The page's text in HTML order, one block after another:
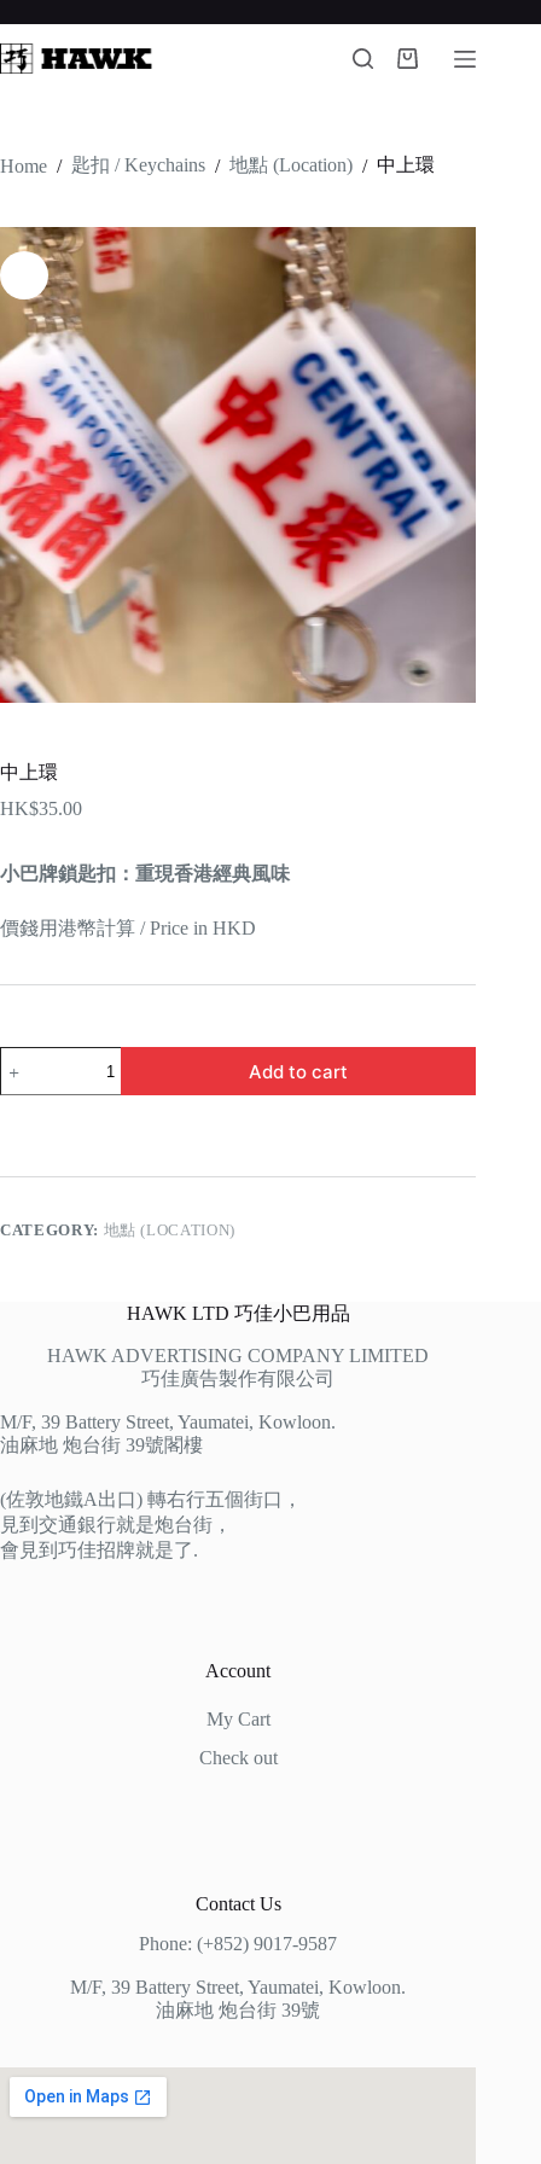
to
content
Shopping
Home / 匙扣 / Keychains / 地點 (Location) / 中上環
中上環
HK$35.00
小巴牌鎖匙扣：重現香港經典風味
價錢用港幣計算 / Price in HKD
上
Add to cart
CATEGORY: 地點 (LOCATION)
HAWK LTD 巧佳小巴用品
HAWK ADVERTISING COMPANY LIMITED
巧佳廣告製作有限公司
M/F, 39 Battery Street, Yaumatei, Kowloon.
油麻地 炮台街 39號閣樓
(佐敦地鐵A出口) 轉右行五個街口，
見到交通銀行就是炮台街，
會見到巧佳招牌就是了.
Account
My Cart
Check out
Contact Us
Phone: (+852) 9017-9587
M/F, 39 Battery Street, Yaumatei, Kowloon.
油麻地 炮台街 39號